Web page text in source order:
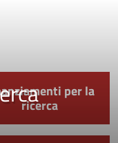
per la
ricerca